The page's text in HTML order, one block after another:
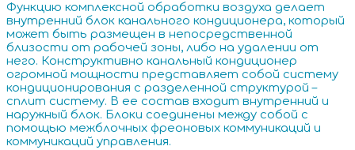
Функцию комплексной обработки воздуха делает
внутренний блок канального кондиционера, который
может быть размещен в непосредственной
близости от рабочей зоны, либо на удалении от
него. Конструктивно канальный кондиционер
огромной мощности представляет собой систему
кондиционирования с разделенной структурой –
сплит систему. В ее состав входит внутренний и
наружный блок. Блоки соединены между собой с
помощью межблочных фреоновых коммуникаций и
коммуникаций управления.